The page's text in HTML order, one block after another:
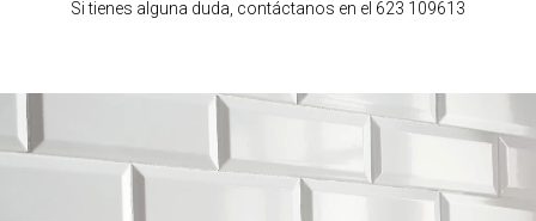
Si tienes alguna duda, contáctanos en el 623 109613